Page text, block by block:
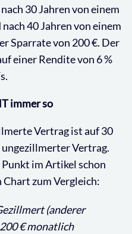
30 Jahren von einem
40 Jahren von einem
Sparrate von 200 €. Der
einer Rendite von 6 %
immer so
Vertrag ist auf 30
ungezillmerter Vertrag.
Punkt im Artikel schon
zum Vergleich:
(anderer
€ monatlich